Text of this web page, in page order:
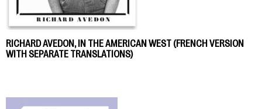
RICHARD AVEDON, IN THE AMERICAN WEST (FRENCH VERSION
WITH SEPARATE TRANSLATIONS)